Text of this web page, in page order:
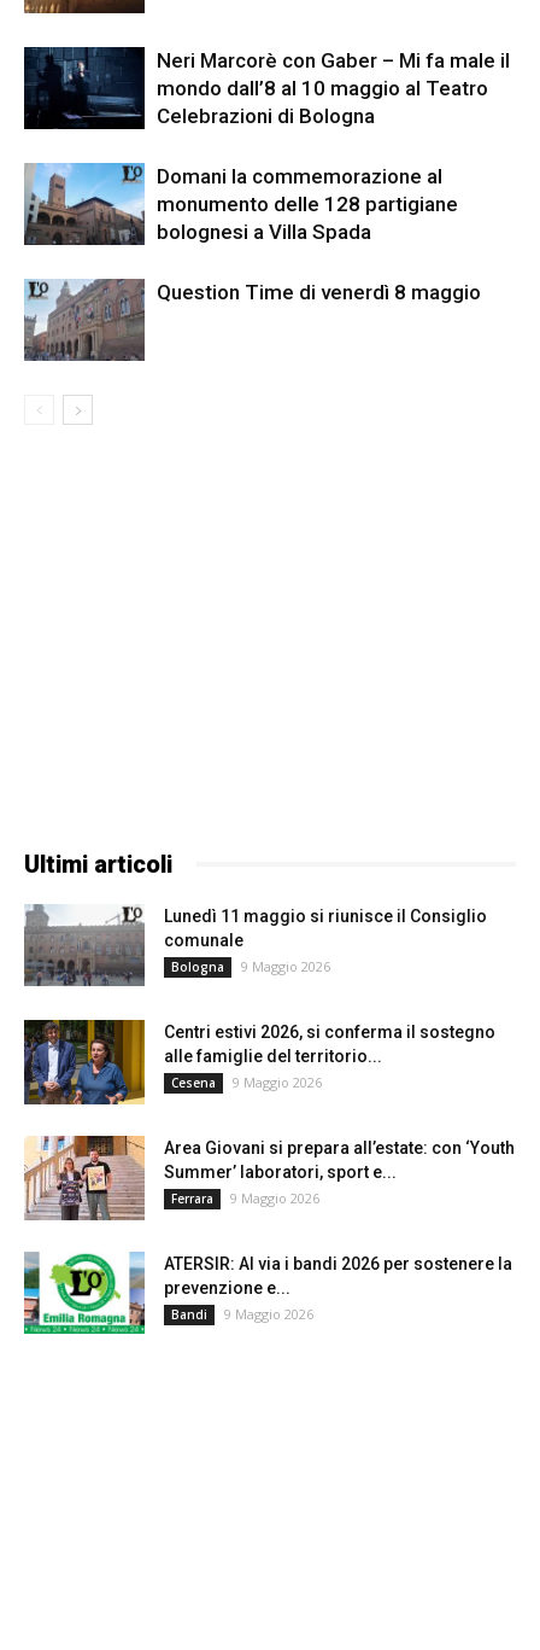
Neri Marcorè con Gaber – Mi fa male il
mondo dall’8 al 10 maggio al Teatro
Celebrazioni di Bologna
Domani la commemorazione al
monumento delle 128 partigiane
bolognesi a Villa Spada
Question Time di venerdì 8 maggio
Ultimi articoli
Lunedì 11 maggio si riunisce il Consiglio
comunale
Bologna 9 Maggio 2026
Centri estivi 2026, si conferma il sostegno
alle famiglie del territorio...
Cesena 9 Maggio 2026
Area Giovani si prepara all’estate: con ‘Youth
Summer’ laboratori, sport e...
Ferrara 9 Maggio 2026
ATERSIR: Al via i bandi 2026 per sostenere la
prevenzione e...
Bandi 9 Maggio 2026